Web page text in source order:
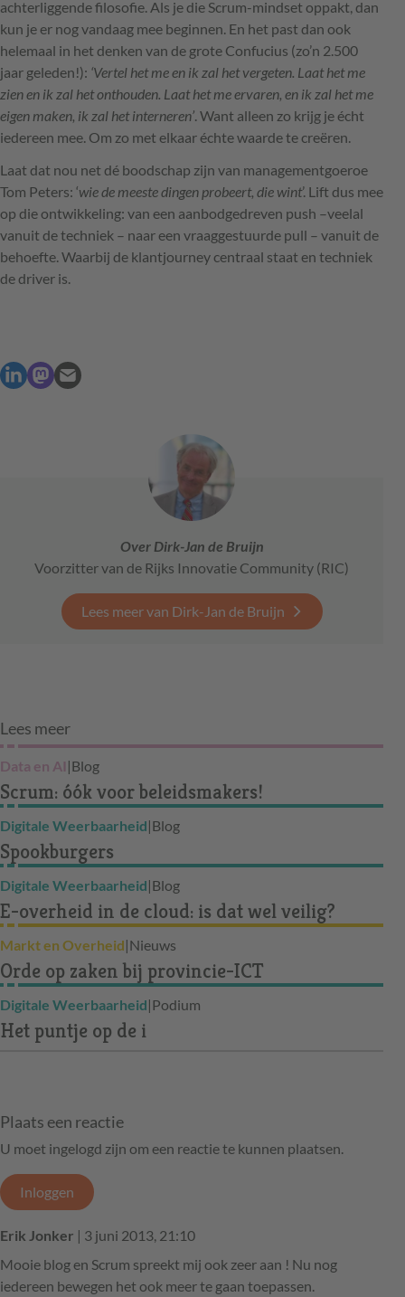
achterliggende filosofie. Als je die Scrum-mindset oppakt, dan
kun je er nog vandaag mee beginnen. En het past dan ook
helemaal in het denken van de grote Confucius (zo’n 2.500
jaar geleden!): ‘Vertel het me en ik zal het vergeten. Laat het me
zien en ik zal het onthouden. Laat het me ervaren, en ik zal het me
eigen maken, ik zal het interneren’ . Want alleen zo krijg je écht
iedereen mee. Om zo met elkaar échte waarde te creëren.
Laat dat nou net dé boodschap zijn van managementgoeroe
Tom Peters: ‘wie de meeste dingen probeert, die wint’. Lift dus mee
op die ontwikkeling: van een aanbodgedreven push –veelal
vanuit de techniek – naar een vraaggestuurde pull – vanuit de
behoefte. Waarbij de klantjourney centraal staat en techniek
de driver is.
Over Dirk-Jan de Bruijn
Voorzitter van de Rijks Innovatie Community (RIC)
Lees meer van Dirk-Jan de Bruijn
Lees meer
Data en AI |Blog
Scrum: óók voor beleidsmakers!
Digitale Weerbaarheid|Blog
Spookburgers
Digitale Weerbaarheid|Blog
E-overheid in de cloud: is dat wel veilig?
Markt en Overheid|Nieuws
Orde op zaken bij provincie-ICT
Digitale Weerbaarheid|Podium
Het puntje op de i
Plaats een reactie
U moet ingelogd zijn om een reactie te kunnen plaatsen.
Inloggen
Erik Jonker | 3 juni 2013, 21:10
Mooie blog en Scrum spreekt mij ook zeer aan ! Nu nog
iedereen bewegen het ook meer te gaan toepassen.